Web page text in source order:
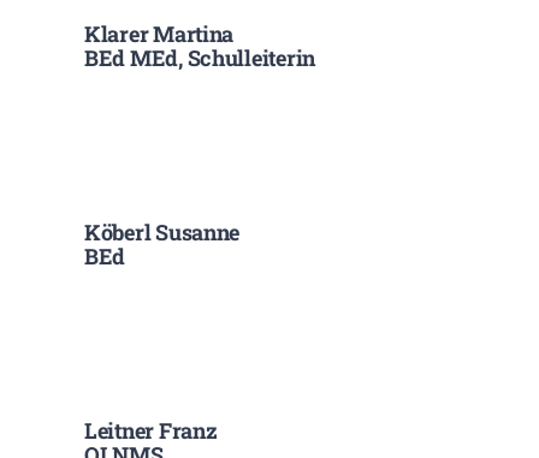
Klarer Martina
BEd MEd, Schulleiterin
Köberl Susanne
BEd
Leitner Franz